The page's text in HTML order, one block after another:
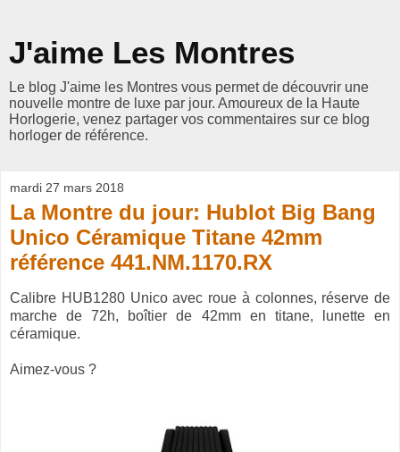
J'aime Les Montres
Le blog J'aime les Montres vous permet de découvrir une
nouvelle montre de luxe par jour. Amoureux de la Haute
Horlogerie, venez partager vos commentaires sur ce blog
horloger de référence.
mardi 27 mars 2018
La Montre du jour: Hublot Big Bang
Unico Céramique Titane 42mm
référence 441.NM.1170.RX
Calibre HUB1280 Unico avec roue à colonnes, réserve de
marche de 72h, boîtier de 42mm en titane, lunette en
céramique.
Aimez-vous ?